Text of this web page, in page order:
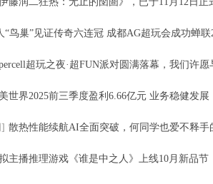
巢”见证传奇六连冠 成都AG超玩会成功蝉联2025KPL年
超玩之夜·超FUN派对圆满落幕，我们许愿与玩家共赴
世界2025前三季度盈利6.66亿元 业务稳健发展
散热性能续航AI全面突破，何同学也爱不释手的红魔
主播推理游戏《谁是中之人》上线10月新品节